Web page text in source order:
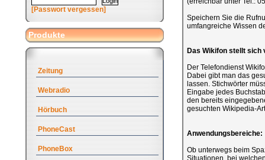
[Passwort vergessen]
Produkte
Zeitung
Webradio
Hörbuch
PhoneCast
PhoneBox
Speichern Sie die
umfangreiche Wissen
Das Wikifon stellt sich
Der Telefondienst
Dabei gibt man das
lassen. Stichwörter
Eingabe jedes
den bereits
gesuchten Wikipedia-
Anwendungsbereiche:
Ob unterwegs beim
Situationen, bei